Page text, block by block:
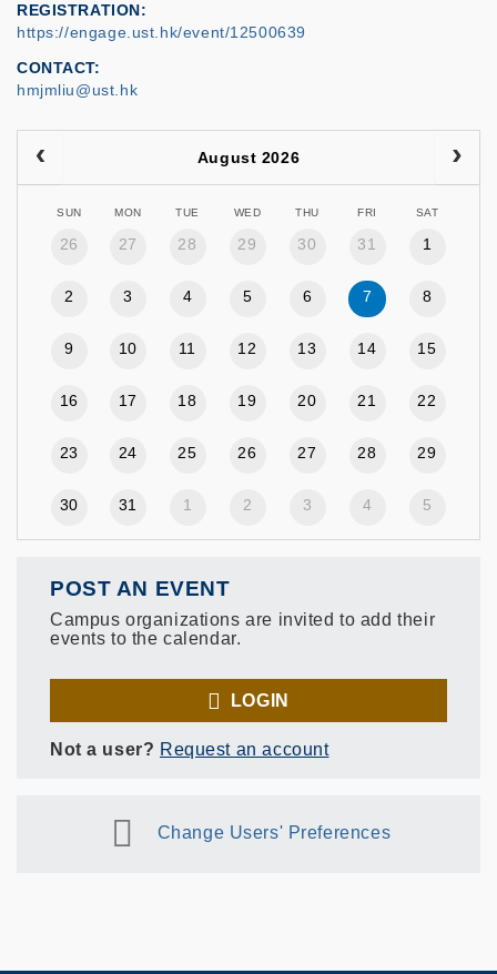
REGISTRATION
https://engage.ust.hk/event/12500639
CONTACT
hmjmliu@ust.hk
August 2026
SUN MON TUE WED THU FRI SAT
26 27 28 29 30 31 1
2 3 4 5 6 7 8
9 10 11 12 13 14 15
16 17 18 19 20 21 22
23 24 25 26 27 28 29
30 31 1 2 3 4 5
POST AN EVENT
Campus organizations are invited to add their
events to the calendar.
LOGIN
Not a user? Request an account
Change Users' Preferences